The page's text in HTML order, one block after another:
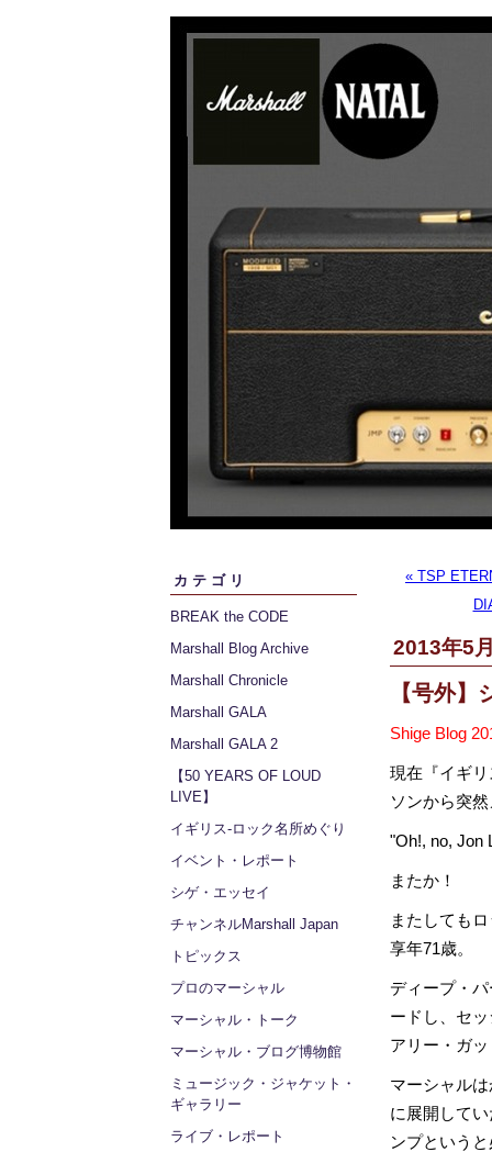
カテゴリ
BREAK the CODE
Marshall Blog Archive
Marshall Chronicle
Marshall GALA
Marshall GALA 2
【50 YEARS OF LOUD
LIVE】
イギリス‐ロック名所めぐり
イベント・レポート
シゲ・エッセイ
チャンネルMarshall Japan
トピックス
プロのマーシャル
マーシャル・トーク
マーシャル・ブログ博物館
ミュージック・ジャケット・
ギャラリー
ライブ・レポート
« TSP
2013年5
【号外
Shige Blog
現在『イギ
ソンから突
"Oh!, no, Jon
またか！
またしても
享年71歳。
ディープ・
ードし、セ
アリー・ガ
マーシャル
に展開して
ンプという